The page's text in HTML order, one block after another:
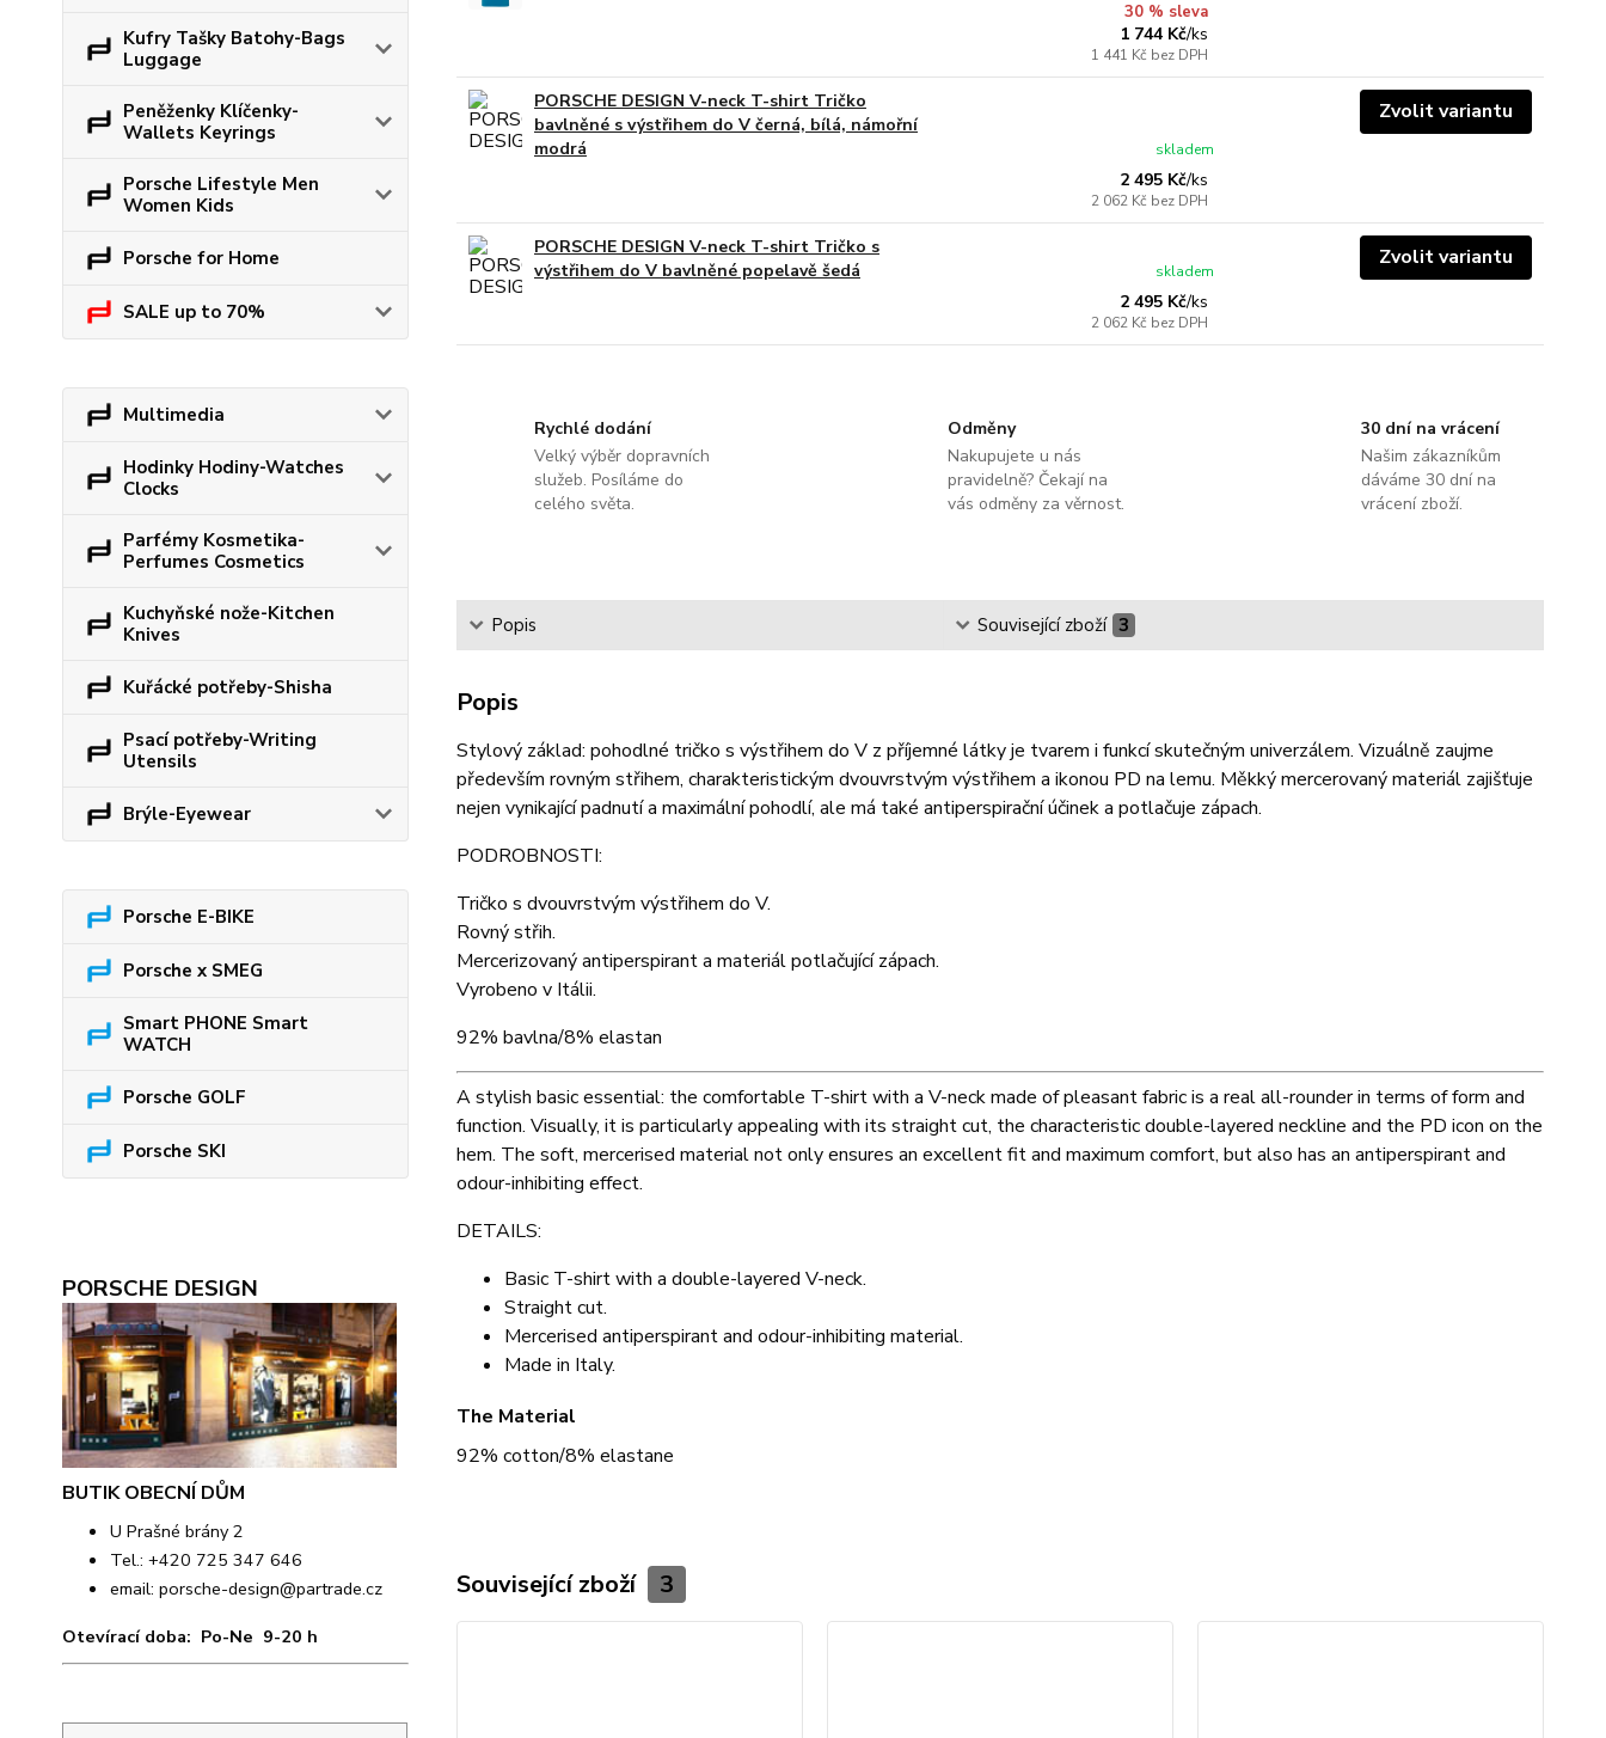
Kufry Tašky Batohy-Bags
Luggage
Peněženky Klíčenky-
Wallets Keyrings
Porsche Lifestyle Men
Women Kids
Porsche for Home
SALE up to 70%
Multimedia
Hodinky Hodiny-Watches
Clocks
Parfémy Kosmetika-
Perfumes Cosmetics
Kuchyňské nože-Kitchen
Knives
Kuřácké potřeby-Shisha
Psací potřeby-Writing
Utensils
Brýle-Eyewear
Porsche E-BIKE
Porsche x SMEG
Smart PHONE Smart
WATCH
Porsche GOLF
Porsche SKI
PORSCHE DESIGN
BUTIK OBECNÍ DŮM
U Prašné brány 2
Tel.: +420 725 347 646
email: porsche-design@partrade.cz
Otevírací doba: Po-Ne 9-20 h
30 % sleva
1 744 Kč/ks
1 441 Kč bez DPH
PORSCHE DESIGN V-neck T-shirt Tričko
bavlněné s výstřihem do V černá, bílá, námořní
modrá
2 495 Kč/ks
2 062 Kč bez DPH
skladem
Zvolit variantu
PORSCHE DESIGN V-neck T-shirt Tričko s
výstřihem do V bavlněné popelavě šedá
2 495 Kč/ks
2 062 Kč bez DPH
skladem
Zvolit variantu
Rychlé dodání
Velký výběr dopravních
služeb. Posíláme do
celého světa.
Odměny
Nakupujete u nás
pravidelně? Čekají na
vás odměny za věrnost.
30 dní na vrácení
Našim zákazníkům
dáváme 30 dní na
vrácení zboží.
Popis Související zboží 3
Popis
Stylový základ: pohodlné tričko s výstřihem do V z příjemné látky je tvarem i funkcí skutečným univerzálem. Vizuálně zaujme
především rovným střihem, charakteristickým dvouvrstvým výstřihem a ikonou PD na lemu. Měkký mercerovaný materiál zajišťuje
nejen vynikající padnutí a maximální pohodlí, ale má také antiperspirační účinek a potlačuje zápach.
PODROBNOSTI:
Tričko s dvouvrstvým výstřihem do V.
Rovný střih.
Mercerizovaný antiperspirant a materiál potlačující zápach.
Vyrobeno v Itálii.
92% bavlna/8% elastan
A stylish basic essential: the comfortable T-shirt with a V-neck made of pleasant fabric is a real all-rounder in terms of form and
function. Visually, it is particularly appealing with its straight cut, the characteristic double-layered neckline and the PD icon on the
hem. The soft, mercerised material not only ensures an excellent fit and maximum comfort, but also has an antiperspirant and
odour-inhibiting effect.
DETAILS:
Basic T-shirt with a double-layered V-neck.
Straight cut.
Mercerised antiperspirant and odour-inhibiting material.
Made in Italy.
The Material
92% cotton/8% elastane
Související zboží 3